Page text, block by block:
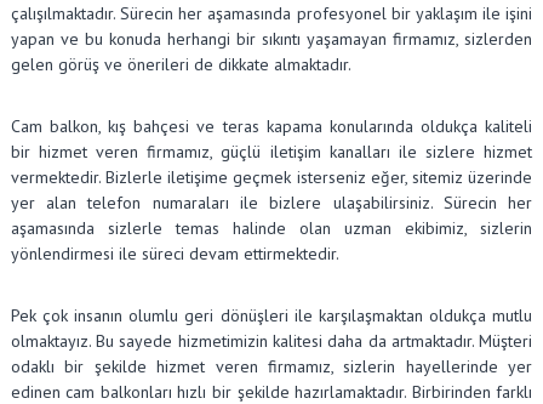
çalışılmaktadır. Sürecin her aşamasında profesyonel bir yaklaşım ile işini
yapan ve bu konuda herhangi bir sıkıntı yaşamayan firmamız, sizlerden
gelen görüş ve önerileri de dikkate almaktadır.
Cam balkon, kış bahçesi ve teras kapama konularında oldukça kaliteli
bir hizmet veren firmamız, güçlü iletişim kanalları ile sizlere hizmet
vermektedir. Bizlerle iletişime geçmek isterseniz eğer, sitemiz üzerinde
yer alan telefon numaraları ile bizlere ulaşabilirsiniz. Sürecin her
aşamasında sizlerle temas halinde olan uzman ekibimiz, sizlerin
yönlendirmesi ile süreci devam ettirmektedir.
Pek çok insanın olumlu geri dönüşleri ile karşılaşmaktan oldukça mutlu
olmaktayız. Bu sayede hizmetimizin kalitesi daha da artmaktadır. Müşteri
odaklı bir şekilde hizmet veren firmamız, sizlerin hayellerinde yer
edinen cam balkonları hızlı bir şekilde hazırlamaktadır. Birbirinden farklı